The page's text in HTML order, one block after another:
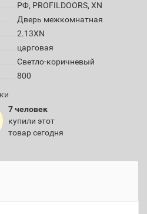
РФ, PROFILDOORS, XN
Дверь межкомнатная
2.13XN
царговая
Светло-коричневый
800
7 человек
купили этот
товар сегодня